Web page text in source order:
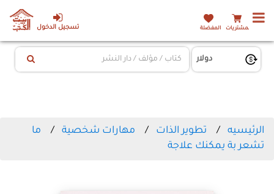
تسجيل الدخول المشتريات المفضلة
الرئيسيه تطوير الذات مهارات شخصية
ما
تشعر بة يمكنك علاجة